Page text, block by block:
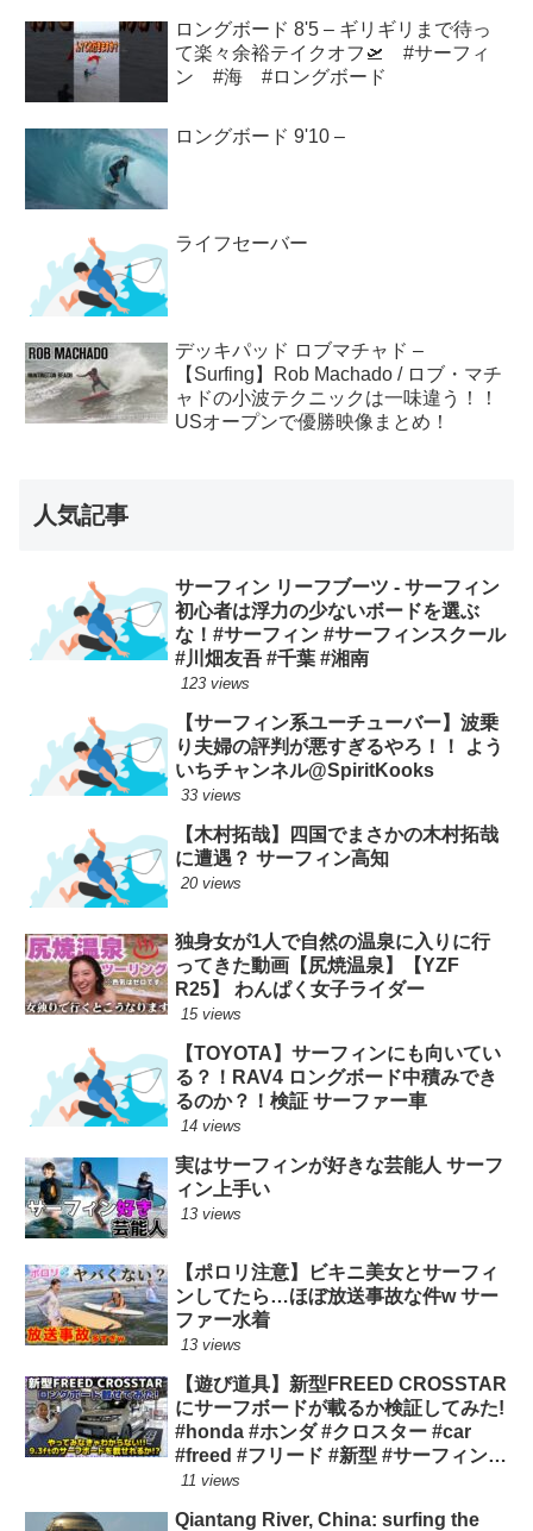
ロングボード 8'5 – ギリギリまで待っ
て楽々余裕テイクオフ🛫 #サーフィ
ン #海 #ロングボード
ロングボード 9'10 –
ライフセーバー
デッキパッド ロブマチャド –
【Surfing】Rob Machado / ロブ・マチ
ャドの小波テクニックは一味違う！！
USオープンで優勝映像まとめ！
人気記事
サーフィン リーフブーツ - サーフィン
初心者は浮力の少ないボードを選ぶ
な！#サーフィン #サーフィンスクール
#川畑友吾 #千葉 #湘南
123 views
【サーフィン系ユーチューバー】波乗
り夫婦の評判が悪すぎるやろ！！ よう
いちチャンネル@SpiritKooks
33 views
【木村拓哉】四国でまさかの木村拓哉
に遭遇？ サーフィン高知
20 views
独身女が1人で自然の温泉に入りに行
ってきた動画【尻焼温泉】【YZF
R25】 わんぱく女子ライダー
15 views
【TOYOTA】サーフィンにも向いてい
る？！RAV4 ロングボード中積みでき
るのか？！検証 サーファー車
14 views
実はサーフィンが好きな芸能人 サーフ
ィン上手い
13 views
【ポロリ注意】ビキニ美女とサーフィ
ンしてたら…ほぼ放送事故な件w サー
ファー水着
13 views
【遊び道具】新型FREED CROSSTAR
にサーフボードが載るか検証してみた!
#honda #ホンダ #クロスター #car
#freed #フリード #新型 #サーフィン
ロングボード
11 views
Qiantang River, China: surfing the